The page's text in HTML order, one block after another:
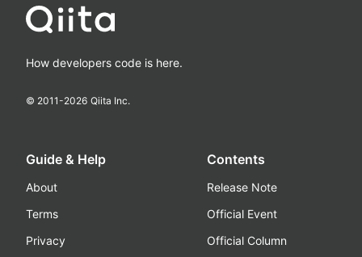
How developers code is here.
© 2011-2026 Qiita Inc.
Guide & Help
About
Terms
Privacy
Contents
Release Note
Official Event
Official Column